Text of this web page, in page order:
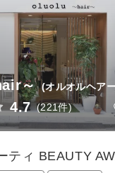
～ (オルオルヘア
4.7 (221件)
ティ BEAUTY